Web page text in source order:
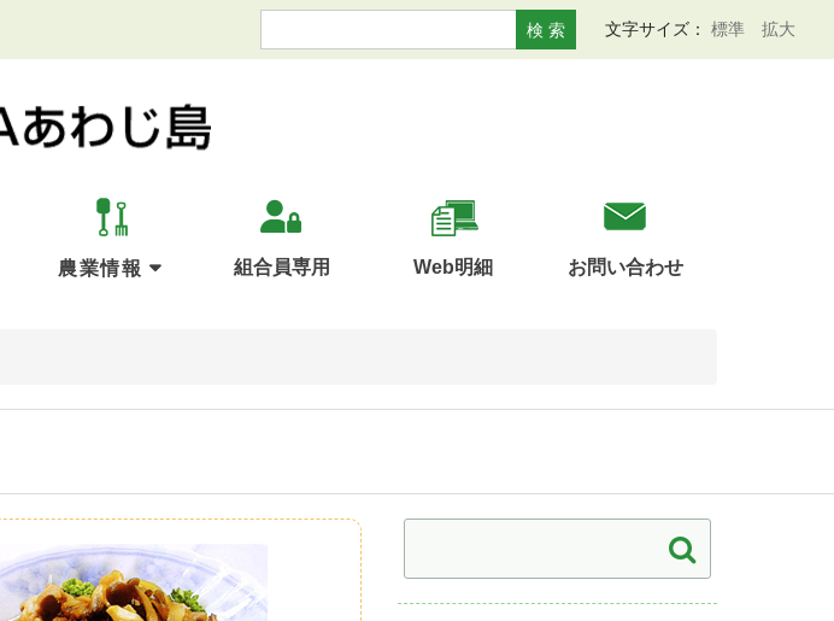
検 索 文字サイズ：標準 拡大
農業情報 組合員専用 Web明細 お問い合わせ